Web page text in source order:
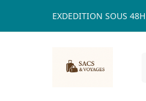
EXDEDITION SOUS 48H